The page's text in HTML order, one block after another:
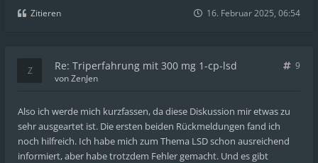
Zitieren 16. Februar 2025, 06:54
Re: Triperfahrung mit 300 mg 1-cp-lsd
9
vonZenJen
Also ich werde mich kurzfassen, da diese Diskussion mir etwas zu
sehr ausgeartet ist. Die ersten beiden Rückmeldungen fand ich
noch hilfreich. Ich habe mich zum Thema LSD schon ausreichend
informiert, aber habe trotzdem Fehler gemacht. Und es gibt